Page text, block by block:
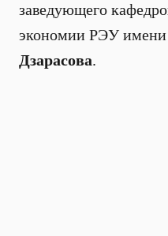
заведующего
экономии РЭУ имени
Дзарасова.